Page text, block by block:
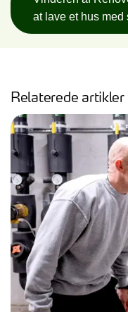
at lave et hus med
Relaterede artikler